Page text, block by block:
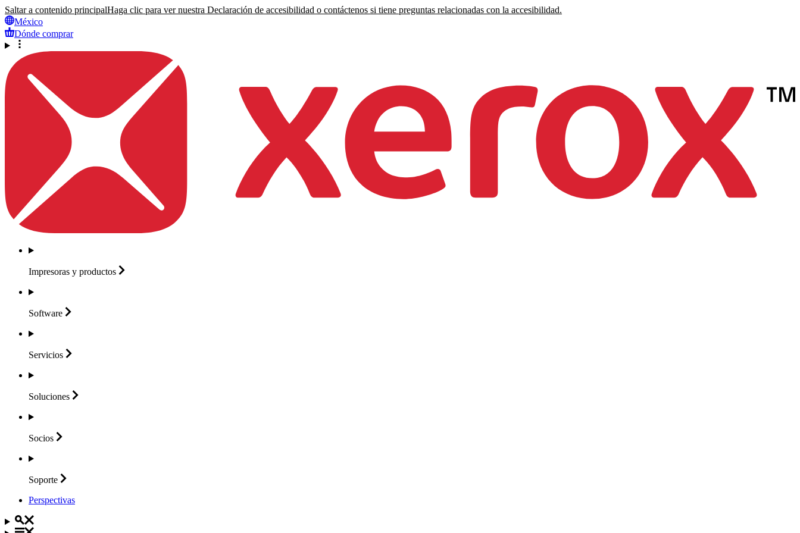
Saltar a contenido principalHaga clic para ver nuestra Declaración de accesibilidad o contáctenos si tiene preguntas relacionadas con la accesibilidad.
México
Dónde comprar
Impresoras y productos
Software
Servicios
Soluciones
Socios
Soporte
Perspectivas